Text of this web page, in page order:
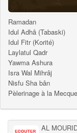
Ramadan
Idul Adhâ (Tabaski)
Idul Fitr (Korité)
Laylatul Qadr
Yawma Ashura
Isra Wal Mihrâj
Nisfu Sha bân
Pèlerinage à la Mecque
AL